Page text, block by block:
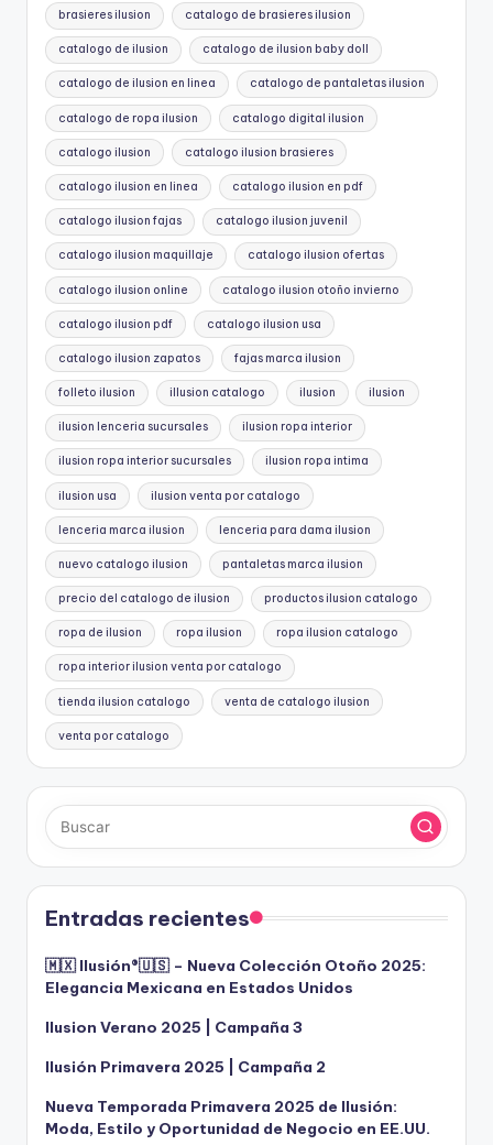
brasieres ilusion catalogo de brasieres ilusion
catalogo de ilusion catalogo de ilusion baby doll
catalogo de ilusion en linea catalogo de pantaletas ilusion
catalogo de ropa ilusion catalogo digital ilusion
catalogo ilusion catalogo ilusion brasieres
catalogo ilusion en linea catalogo ilusion en pdf
catalogo ilusion fajas catalogo ilusion juvenil
catalogo ilusion maquillaje catalogo ilusion ofertas
catalogo ilusion online catalogo ilusion otoño invierno
catalogo ilusion pdf catalogo ilusion usa
catalogo ilusion zapatos fajas marca ilusion
folleto ilusion illusion catalogo ilusion ilusion
ilusion lenceria sucursales ilusion ropa interior
ilusion ropa interior sucursales ilusion ropa intima
ilusion usa ilusion venta por catalogo
lenceria marca ilusion lenceria para dama ilusion
nuevo catalogo ilusion pantaletas marca ilusion
precio del catalogo de ilusion productos ilusion catalogo
ropa de ilusion ropa ilusion ropa ilusion catalogo
ropa interior ilusion venta por catalogo
tienda ilusion catalogo venta de catalogo ilusion
venta por catalogo
Entradas recientes
🇲🇽 Ilusión®️🇺🇸 – Nueva Colección Otoño 2025:
Elegancia Mexicana en Estados Unidos
Ilusion Verano 2025 | Campaña 3
Ilusión Primavera 2025 | Campaña 2
Nueva Temporada Primavera 2025 de Ilusión:
Moda, Estilo y Oportunidad de Negocio en EE.UU.